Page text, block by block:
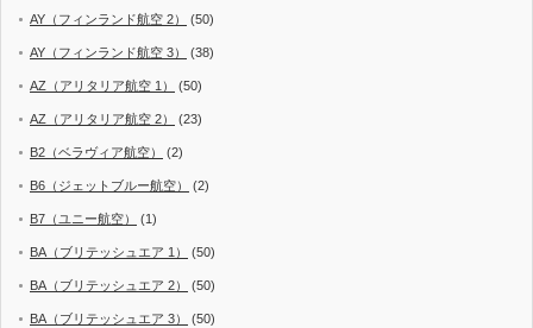
AY（フィンランド航空 2） (50)
AY（フィンランド航空 3） (38)
AZ（アリタリア航空 1） (50)
AZ（アリタリア航空 2） (23)
B2（ベラヴィア航空） (2)
B6（ジェットブルー航空） (2)
B7（ユニー航空） (1)
BA（ブリテッシュエア 1） (50)
BA（ブリテッシュエア 2） (50)
BA（ブリテッシュエア 3） (50)